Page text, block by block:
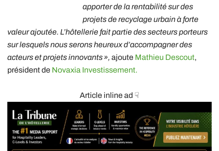
apporter de la rentabilité sur des
projets de recyclage urbain à forte
valeur ajoutée. L’hôtellerie fait partie des secteurs porteurs
sur lesquels nous serons heureux d’accompagner des
acteurs et projets innovants », ajoute Mathieu Descout,
président de Novaxia Investissement.
Article inline ad ☟